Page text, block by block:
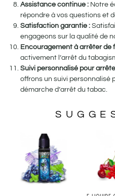
Assistance continue : Notre
répondre à vos questions et
Satisfaction garantie :
engageons sur la qualité de
Encouragement à arrêter de
activement l’arrêt du
Suivi personnalisé pour
offrons un suivi personnalisé
démarche d’arrêt du tabac.